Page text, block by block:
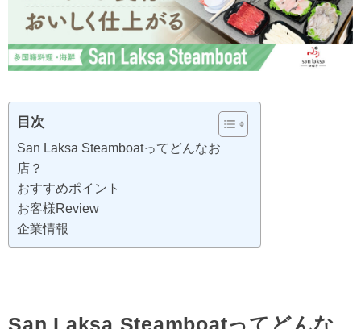
目次
San Laksa Steamboatってどんなお
店？
おすすめポイント
お客様Review
企業情報
San Laksa Steamboatってどんな